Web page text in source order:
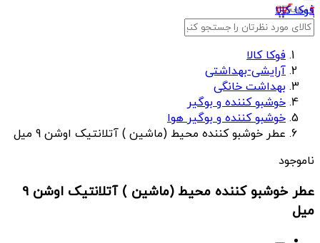
فوکا کالا
فوکا کالا
آرایشی-بهداشتی
بهداشت خانگی
خوشبو کننده و بوگیر
خوشبو کننده و بوگیر هوا
عطر خوشبو کننده محیط (ماشین ) آتلانتیک اوشن 9 میل
ناموجود
عطر خوشبو کننده محیط (ماشین ) آتلانتیک اوشن 9
میل